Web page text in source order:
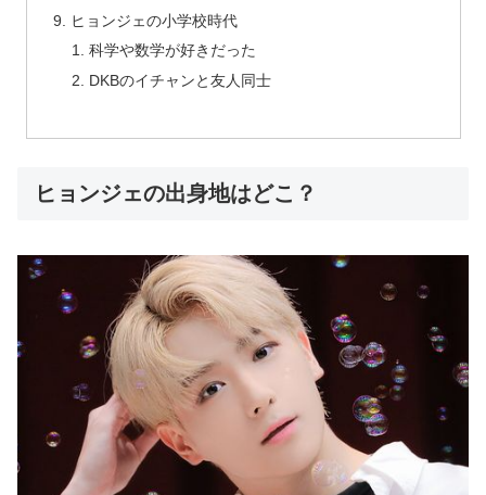
ヒョンジェの小学校時代
科学や数学が好きだった
DKBのイチャンと友人同士
ヒョンジェの出身地はどこ？